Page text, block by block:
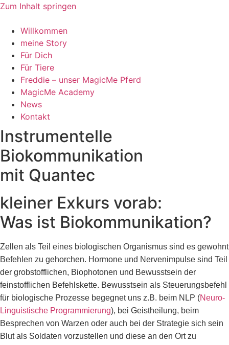
Zum Inhalt springen
Willkommen
meine Story
Für Dich
Für Tiere
Freddie – unser MagicMe Pferd
MagicMe Academy
News
Kontakt
Instrumentelle
Biokommunikation
mit Quantec
kleiner Exkurs vorab:
Was ist Biokommunikation?
Zellen als Teil eines biologischen Organismus sind es gewohnt
Befehlen zu gehorchen. Hormone und Nervenimpulse sind Teil
der grobstofflichen, Biophotonen und Bewusstsein der
feinstofflichen Befehlskette. Bewusstsein als Steuerungsbefehl
für biologische Prozesse begegnet uns z.B. beim NLP (Neuro-
Linguistische Programmierung), bei Geistheilung, beim
Besprechen von Warzen oder auch bei der Strategie sich sein
Blut als Soldaten vorzustellen und diese an den Ort zu